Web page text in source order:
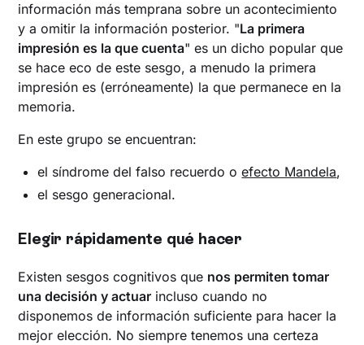
información más temprana sobre un acontecimiento
y a omitir la información posterior. "La primera
impresión es la que cuenta" es un dicho popular que
se hace eco de este sesgo, a menudo la primera
impresión es (erróneamente) la que permanece en la
memoria.
En este grupo se encuentran:
el síndrome del falso recuerdo oefecto Mandela,
el sesgo generacional.
Elegir rápidamente qué hacer
Existen sesgos cognitivos que nos permiten tomar
una decisión y actuar incluso cuando no
disponemos de información suficiente para hacer la
mejor elección. No siempre tenemos una certeza